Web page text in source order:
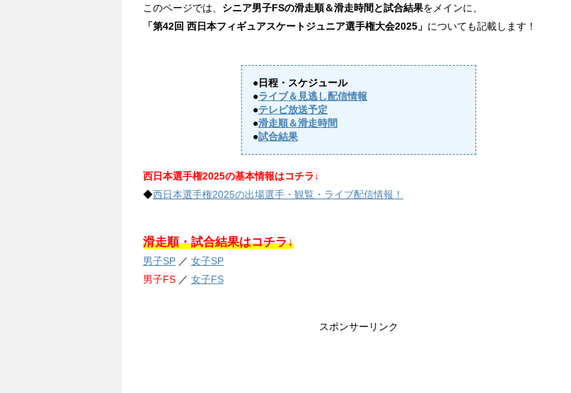
このページでは、 シニア男子FSの滑走順＆滑走時間と試合結果をメインに、
「第42回 西日本フィギュアスケートジュニア選手権大会2025」 についても記載します！
●日程・スケジュール
●ライブ＆見逃し配信情報
●テレビ放送予定
●滑走順＆滑走時間
●試合結果
西日本選手権2025の基本情報はコチラ↓
◆西日本選手権2025の出場選手・観覧・ライブ配信情報！
滑走順・試合結果はコチラ↓
男子SP ／ 女子SP
男子FS ／ 女子FS
スポンサーリンク